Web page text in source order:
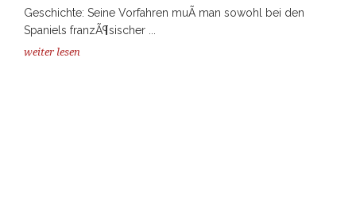
Geschichte: Seine Vorfahren muÃ man sowohl bei den
Spaniels franzÃ¶sischer ...
weiter lesen